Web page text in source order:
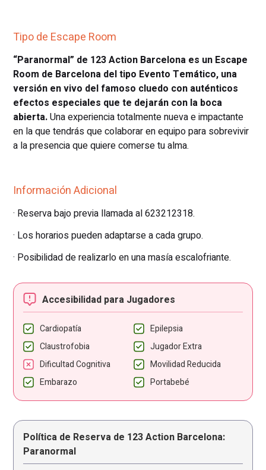
Tipo de Escape Room
“Paranormal” de 123 Action Barcelona es un Escape
Room de Barcelona del tipo Evento Temático, una
versión en vivo del famoso cluedo con auténticos
efectos especiales que te dejarán con la boca
abierta.Una experiencia totalmente nueva e impactante
en la que tendrás que colaborar en equipo para sobrevivir
a la presencia que quiere comerse tu alma.
Información Adicional
· Reserva bajo previa llamada al 623212318.
· Los horarios pueden adaptarse a cada grupo.
· Posibilidad de realizarlo en una masía escalofriante.
Accesibilidad para Jugadores
Cardiopatía
Epilepsia
Claustrofobia
Jugador Extra
Dificultad Cognitiva
Movilidad Reducida
Embarazo
Portabebé
Política de Reserva de 123 Action Barcelona:
Paranormal